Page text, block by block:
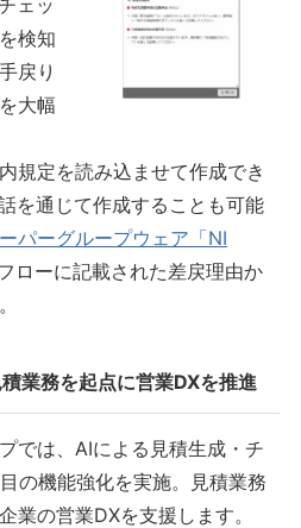
ェッ
検知
戻り
大幅
規定を読み込ませて作成でき
を通じて作成することも可能
パーグループウェア「NI
ローに記載された差戻理由か
業務を起点に営業DXを推進
では、AIによる見積生成・チ
の機能強化を実施。見積業務
業の営業DXを支援します。